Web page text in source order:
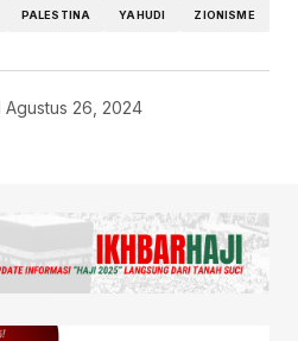
PALESTINA YAHUDI ZIONISME
Agustus 26, 2024